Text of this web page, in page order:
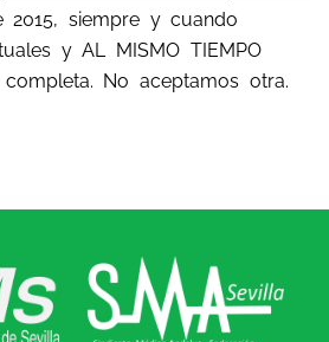
2015, siempre y cuando
y AL MISMO TIEMPO
No aceptamos otra.